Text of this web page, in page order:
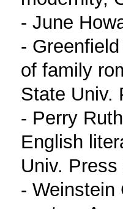
- June
-
of family
State Univ.
- Perry
English
Univ. Press
- Weinstein